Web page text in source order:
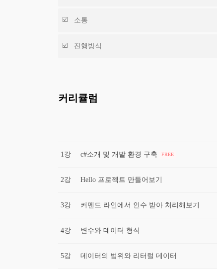
소통
진행방식
커리큘럼
1강 c#소개 및 개발 환경 구축 FREE
2강 Hello 프로젝트 만들어보기
3강 커멘드 라인에서 인수 받아 처리해보기
4강 변수와 데이터 형식
5강 데이터의 범위와 리터럴 데이터